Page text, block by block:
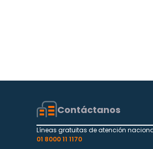
Contáctanos
Líneas gratuitas de atención
01 8000 11 1170